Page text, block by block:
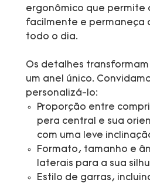
ergonômico que permite
facilmente e permaneça
todo o dia.
Os detalhes
um anel único.
personalizá-lo:
Proporção entre
pera central e sua
com uma leve
Formato, tamanho e
laterais para a sua
Estilo de garras,